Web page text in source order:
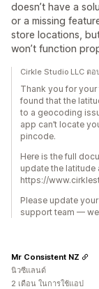
doesn’t have a
or a missing
store locations,
won’t function
Cirkle Studio LLC ต
Thank you for
found that the
to a geocoding
app can’t locate
pincode.
Here is the full
update the latitude
https://
Please update
support team —
Mr Consistent NZ
นิวซีแลนด์
2 เดือน ในการใช้แอป